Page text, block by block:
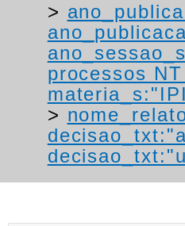
>
processos
>